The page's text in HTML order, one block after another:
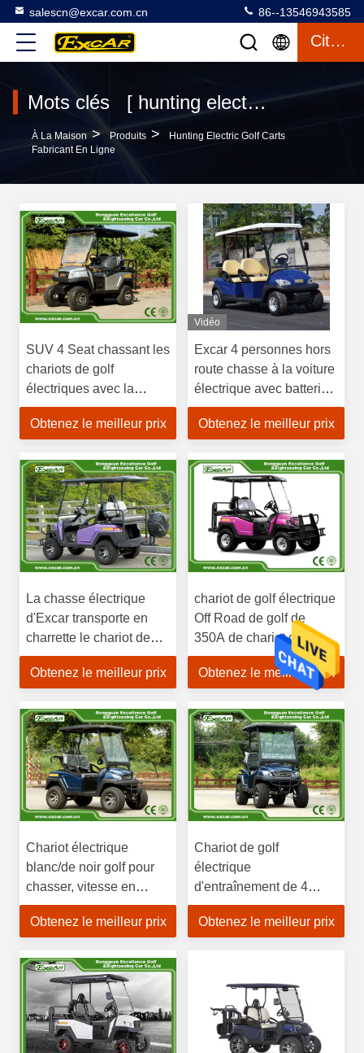
salescn@excar.com.cn 86--13546943585
Citation
Mots clés [ hunting electric golf carts ] Le match 74 produits
À La Maison > Produits >
Hunting Electric Golf Carts
Fabricant En Ligne
SUV 4 Seat chassant les
chariots de golf
électriques avec la
batterie Trojan 48V
Obtenez le meilleur prix
Vidéo
Excar 4 personnes hors
route chasse à la voiture
électrique avec batterie
au lithium
Obtenez le meilleur prix
La chasse électrique
d'Excar transporte en
charrette le chariot de
golf électrique pour
chasser des chariots de
Obtenez le meilleur prix
chariot de golf électrique
Off Road de golf de
350A de chariot de
chasse du boguet 4
d'entraînement
roue
Obtenez le meilleur prix
Chariot électrique
blanc/de noir golf pour
chasser, vitesse en
avant maximale 45km/
Obtenez le meilleur prix
Chariot de golf
électrique
d'entraînement de 4
roues pour chasser le
moteur 48V 3KW à
Obtenez le meilleur prix